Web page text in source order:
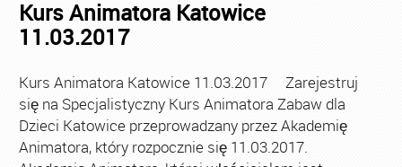
Kurs Animatora Katowice
11.03.2017
Kurs Animatora Katowice 11.03.2017 Zarejestruj
się na Specjalistyczny Kurs Animatora Zabaw dla
Dzieci Katowice przeprowadzany przez Akademię
Animatora, który rozpocznie się 11.03.2017.